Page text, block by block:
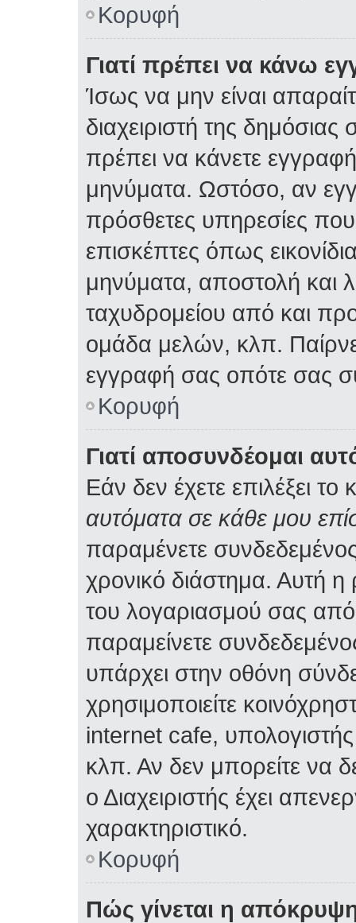
Κορυφή
Γιατί πρέπει να κάνω
Ίσως να μην είναι
διαχειριστή της δημόσιας
πρέπει να κάνετε
μηνύματα. Ωστόσο, αν
πρόσθετες υπηρεσίες που
επισκέπτες όπως
μηνύματα, αποστολή και
ταχυδρομείου από και
ομάδα μελών, κλπ.
εγγραφή σας οπότε σας
Κορυφή
Γιατί αποσυνδέομαι
Εάν δεν έχετε επιλέξει το
αυτόματα σε κάθε μου
παραμένετε
χρονικό διάστημα. Αυτή
του λογαριασμού σας
παραμείνετε
υπάρχει στην οθόνη
χρησιμοποιείτε
internet cafe,
κλπ. Αν δεν μπορείτε να
ο Διαχειριστής έχει
χαρακτηριστικό.
Κορυφή
Πώς γίνεται η